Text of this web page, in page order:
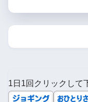
1日1回クリックして